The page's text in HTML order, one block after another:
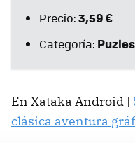
Precio:3,59 €
Categoría:
En Xataka Android |
clásica aventura